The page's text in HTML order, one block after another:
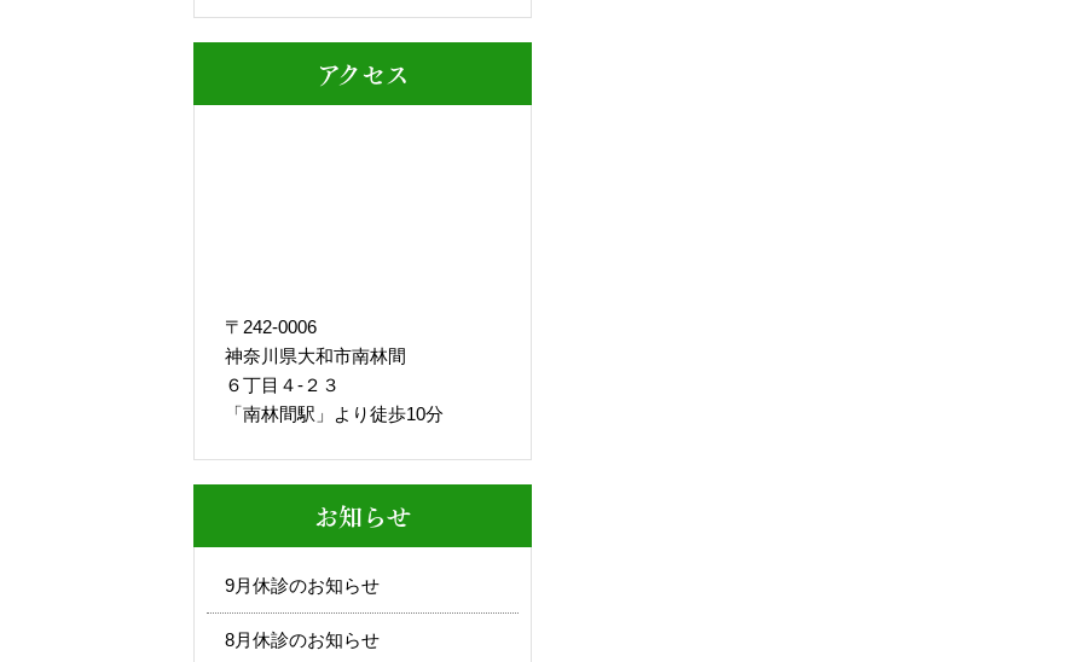
アクセス
〒242-0006
神奈川県大和市南林間
６丁目４-２３
「南林間駅」より徒歩10分
お知らせ
9月休診のお知らせ
8月休診のお知らせ